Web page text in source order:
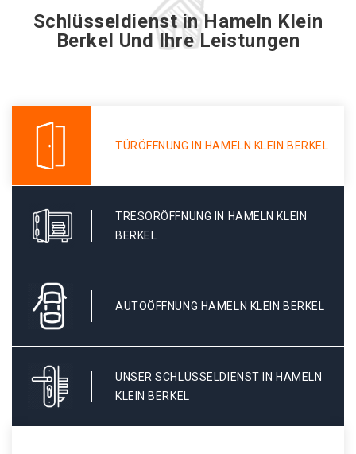
Schlüsseldienst in Hameln Klein
Berkel Und Ihre Leistungen
TÜRÖFFNUNG IN HAMELN KLEIN BERKEL
TRESORÖFFNUNG IN HAMELN KLEIN
BERKEL
AUTOÖFFNUNG HAMELN KLEIN BERKEL
UNSER SCHLÜSSELDIENST IN HAMELN
KLEIN BERKEL